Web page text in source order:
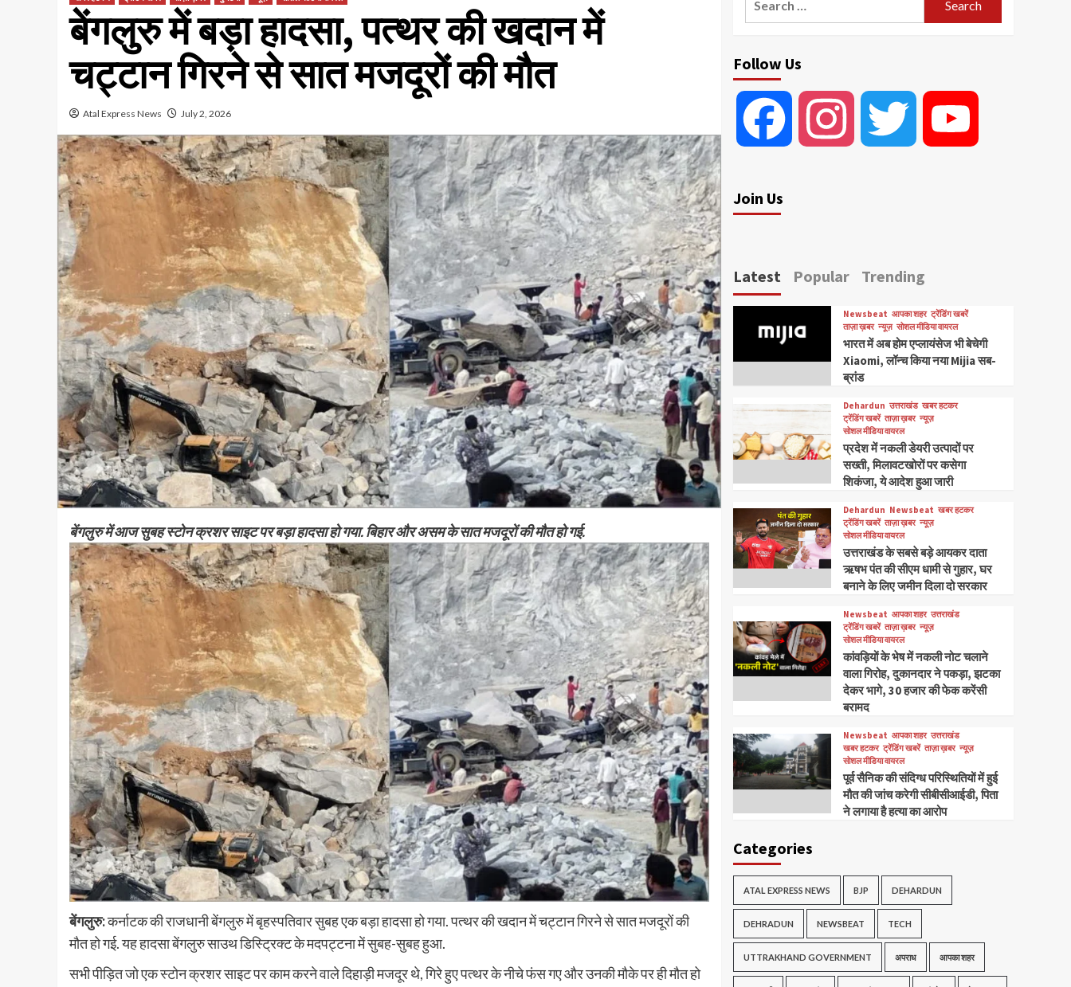
बेंगलुरु में बड़ा हादसा, पत्थर की खदान में
चट्टान गिरने से सात मजदूरों की मौत
Atal Express News July 2, 2026
बेंगलुरु में आज सुबह स्टोन क्रशर साइट पर बड़ा हादसा हो गया. बिहार और असम के सात मजदूरों की मौत हो गई.
बेंगलुरु:कर्नाटक की राजधानीबेंगलुरु में बृहस्पतिवार सुबह एक बड़ा हादसा हो गया. पत्थर की खदान में चट्टान गिरने से सात मजदूरों की
मौत हो गई. यह हादसा बेंगलुरु साउथ डिस्ट्रिक्ट के मदपट्टना में सुबह-सुबह हुआ.
सभी पीड़ित जो एक स्टोन क्रशर साइट पर काम करने वाले दिहाड़ी मजदूर थे, गिरे हुए पत्थर के नीचे फंस गए और उनकी मौके पर ही मौत हो
Follow Us
Facebook Instagram Twitter
Join Us
Latest Popular Trending
Newsbeat आपका शहर ट्रेंडिंग खबरें
ताज़ा ख़बर न्यूज़ सोशल मीडिया वायरल
भारत में अब होम एप्लायंसेज भी बेचेगी
Xiaomi, लॉन्च किया नया Mijia सब-
ब्रांड
Dehardun उत्तराखंड खबर हटकर
ट्रेंडिंग खबरें ताज़ा ख़बर न्यूज़
सोशल मीडिया वायरल
प्रदेश में नकली डेयरी उत्पादों पर
सख्ती, मिलावटखोरों पर कसेगा
शिकंजा, ये आदेश हुआ जारी
Dehardun Newsbeat खबर हटकर
ट्रेंडिंग खबरें ताज़ा ख़बर न्यूज़
सोशल मीडिया वायरल
उत्तराखंड के सबसे बड़े आयकर दाता
ऋषभ पंत की सीएम धामी से गुहार, घर
बनाने के लिए जमीन दिला दो सरकार
Newsbeat आपका शहर उत्तराखंड
ट्रेंडिंग खबरें ताज़ा ख़बर न्यूज़
सोशल मीडिया वायरल
कांवड़ियों के भेष में नकली नोट चलाने
वाला गिरोह, दुकानदार ने पकड़ा, झटका
देकर भागे, 30 हजार की फेक करेंसी
बरामद
Newsbeat आपका शहर उत्तराखंड
खबर हटकर ट्रेंडिंग खबरें ताज़ा ख़बर न्यूज़
सोशल मीडिया वायरल
पूर्व सैनिक की संदिग्ध परिस्थितियों में हुई
मौत की जांच करेगी सीबीसीआईडी, पिता
ने लगाया है हत्या का आरोप
Categories
ATAL EXPRESS NEWS BJP DEHARDUN
DEHRADUN NEWSBEAT TECH
UTTRAKHAND GOVERNMENT अपराध आपका शहर